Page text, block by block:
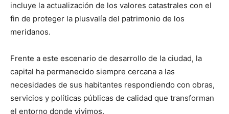
incluye la actualización de los valores catastrales con el
fin de proteger la plusvalía del patrimonio de los
meridanos.
Frente a este escenario de desarrollo de la ciudad, la
capital ha permanecido siempre cercana a las
necesidades de sus habitantes respondiendo con obras,
servicios y políticas públicas de calidad que transforman
el entorno donde vivimos.